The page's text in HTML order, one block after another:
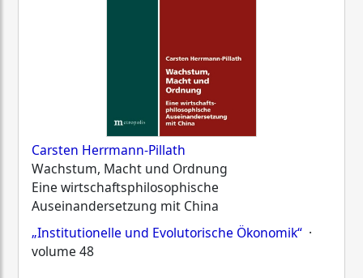
Carsten Herrmann-Pillath
Wachstum, Macht und Ordnung
Eine wirtschaftsphilosophische
Auseinandersetzung mit China
„Institutionelle und Evolutorische Ökonomik“ ·
volume 48